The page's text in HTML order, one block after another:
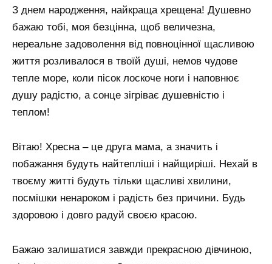
З днем ​​народження, найкраща хрещена! Душевно
бажаю тобі, моя безцінна, щоб величезна,
нереальне задоволення від повноцінної щасливою
життя розливалося в твоїй душі, немов чудове
тепле море, коли пісок лоскоче ноги і наповнює
душу радістю, а сонце зігріває душевністю і
теплом!
Вітаю! Хресна – це друга мама, а значить і
побажання будуть найтепліші і найщиріші. Нехай в
твоєму житті будуть тільки щасливі хвилини,
посмішки ненароком і радість без причини. Будь
здоровою і довго радуй своєю красою.
Бажаю залишатися завжди прекрасною дівчиною,